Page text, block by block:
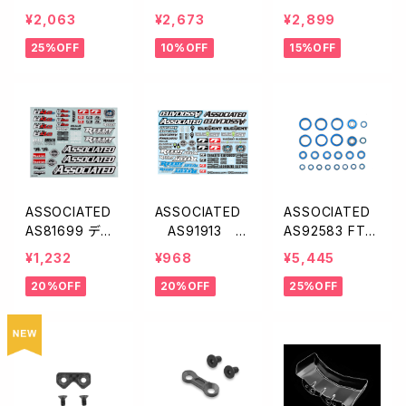
T プロテクトシ
ート【B74.2】
¥2,063
25%OFF
ProTek RC
シャーシプロテ
クター【USA/フ
¥2,673
10%OFF
LO ProTek R
Cシャーシプロ
テクター【USA
枚入】
¥2,899
15%OFF
ASSOCIATED
AS81699 デカ
ールシート【RC
8B4.2】
¥1,232
20%OFF
ASSOCIATED
AS91913 A
E ブランディング
¥968
20%OFF
ASSOCIATED
AS92583 FT
ベアリングセット
【RC10B7.1】
¥5,445
25%OFF